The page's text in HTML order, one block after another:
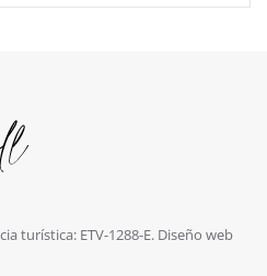
turística: ETV-1288-E. Diseño web